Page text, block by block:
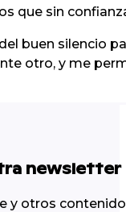
que sin
buen silencio
otro, y me
newsletter
y otros